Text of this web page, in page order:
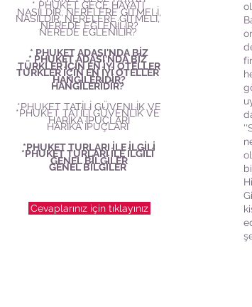
* PHUKET GECE HAYATI
NASILDIR, NERELERE GİTMELİ,
NEREDE EĞLENİLİR?
* PHUKET ADASI'NDA BİZ
TÜRKLER İÇİN EN İYİ OTELLER
HANGİLERİDİR?
*PHUKET TATİLİ GÜVENLİK VE
HARİKA İPUÇLARI
*PHUKET TURLARI İLE İLGİLİ
GENEL BİLGİLER
NASILDIR, NERELERE GİTMELİ,
NEREDE EĞLENİLİR?
* PHUKET ADASI'NDA BİZ
TÜRKLER İÇİN EN İYİ OTELLER
HANGİLERİDİR?
*PHUKET TATİLİ GÜVENLİK VE
HARİKA İPUÇLARI
*PHUKET TURLARI İLE İLGİLİ
GENEL BİLGİLER
Cevaplarınız için tıklayınız